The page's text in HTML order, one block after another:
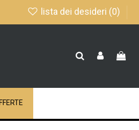
lista dei desideri (0)